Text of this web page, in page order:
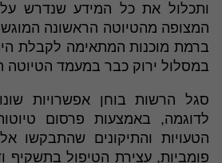
ותכלול את כל המידע שנדרש
המצופה מהטיוטה הראשונה
ברמת מוכנות המתאימה לקבלת
במסלול ירוק כבר במעמד הטיוטה
סגל הרשות בוחן אפשרויות
לדוגמה, באמצעות פרסום
הטעויות והתיקונים שהתבקשו
פומביות, עצירת הטיפול בתשקיף